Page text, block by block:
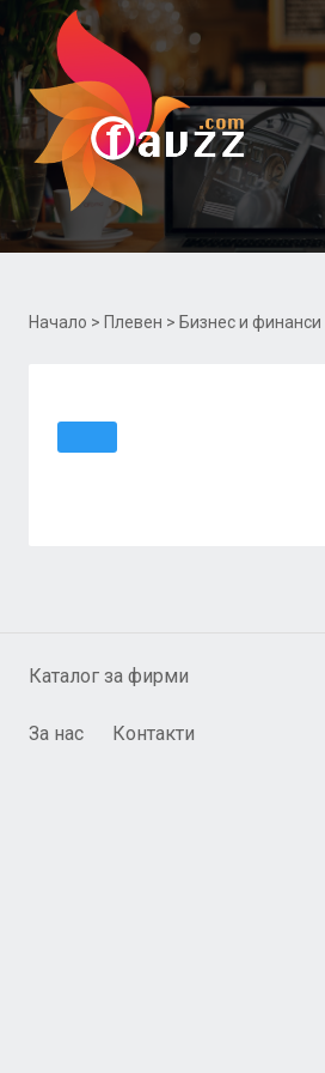
Начало > Плевен > Бизнес и финанси
Каталог за фирми
За нас Контакти